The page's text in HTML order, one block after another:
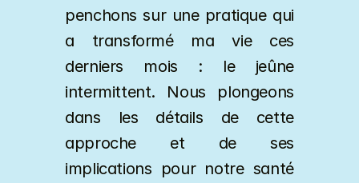
penchons sur une pratique qui
a transformé ma vie ces
derniers mois : le jeûne
intermittent. Nous plongeons
dans les détails de cette
approche et de ses
implications pour notre santé